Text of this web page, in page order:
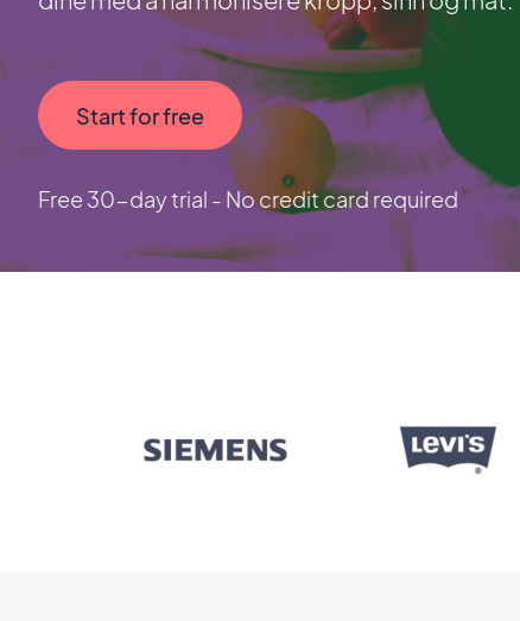
Start for free
Free 30-day trial - No credit card required